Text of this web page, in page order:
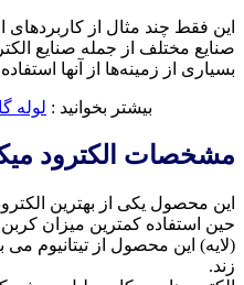
این فقط چند مثال از کاربردهای
صنایع مختلف از جمله صنایع
بسیاری از زمینه‌ها از آنها
بیشتر بخوانید : لوله
مشخصات الکترود
این محصول یکی از بهترین
حین استفاده کمترین میزان
(لایه) این محصول از تیتانیوم
زند.